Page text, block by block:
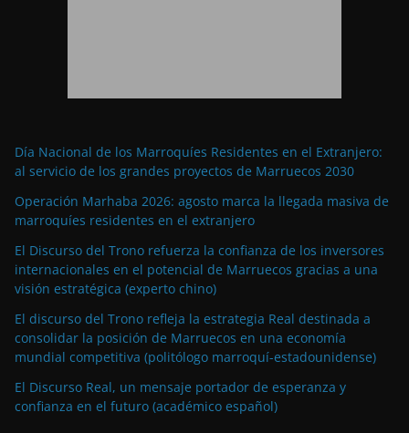
Día Nacional de los Marroquíes Residentes en el Extranjero:
al servicio de los grandes proyectos de Marruecos 2030
Operación Marhaba 2026: agosto marca la llegada masiva de
marroquíes residentes en el extranjero
El Discurso del Trono refuerza la confianza de los inversores
internacionales en el potencial de Marruecos gracias a una
visión estratégica (experto chino)
El discurso del Trono refleja la estrategia Real destinada a
consolidar la posición de Marruecos en una economía
mundial competitiva (politólogo marroquí-estadounidense)
El Discurso Real, un mensaje portador de esperanza y
confianza en el futuro (académico español)